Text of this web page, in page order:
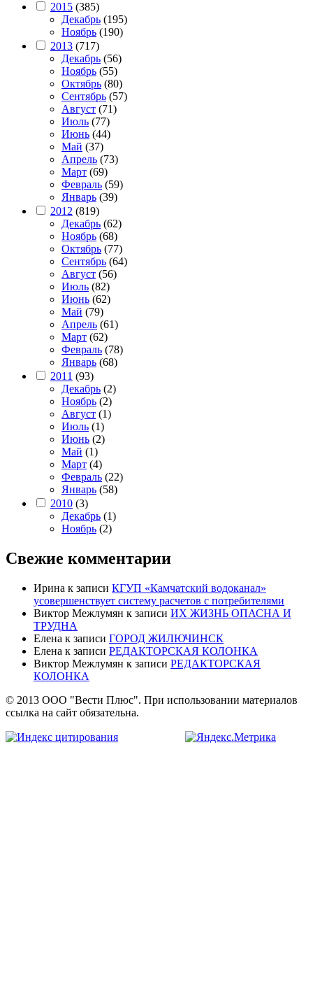
2015 (385)
Декабрь (195)
Ноябрь (190)
2013 (717)
Декабрь (56)
Ноябрь (55)
Октябрь (80)
Сентябрь (57)
Август (71)
Июль (77)
Июнь (44)
Май (37)
Апрель (73)
Март (69)
Февраль (59)
Январь (39)
2012 (819)
Декабрь (62)
Ноябрь (68)
Октябрь (77)
Сентябрь (64)
Август (56)
Июль (82)
Июнь (62)
Май (79)
Апрель (61)
Март (62)
Февраль (78)
Январь (68)
2011 (93)
Декабрь (2)
Ноябрь (2)
Август (1)
Июль (1)
Июнь (2)
Май (1)
Март (4)
Февраль (22)
Январь (58)
2010 (3)
Декабрь (1)
Ноябрь (2)
Свежие комментарии
Ирина к записи КГУП «Камчатский водоканал»
усовершенствует систему расчетов с потребителями
Виктор Межлумян к записи ИХ ЖИЗНЬ ОПАСНА И
ТРУДНА
Елена к записи ГОРОД ЖИЛЮЧИНСК
Елена к записи РЕДАКТОРСКАЯ КОЛОНКА
Виктор Межлумян к записи РЕДАКТОРСКАЯ
КОЛОНКА
© 2013 ООО "Вести Плюс". При использовании материалов
ссылка на сайт обязательна.